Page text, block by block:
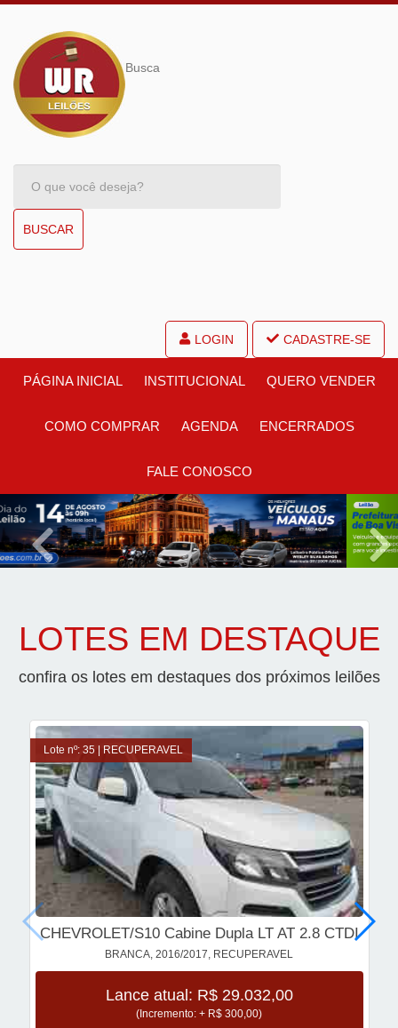
Busca
BUSCAR
LOGIN CADASTRE-SE
PÁGINA INICIAL INSTITUCIONAL QUERO VENDER
COMO COMPRAR AGENDA ENCERRADOS
FALE CONOSCO
Previous
LOTES EM DESTAQUE
confira os lotes em destaques dos próximos leilões
Lote nº: 35 | RECUPERAVEL
CHEVROLET/S10 Cabine Dupla LT AT 2.8 CTDI
BRANCA, 2016/2017, RECUPERAVEL
Lance atual: R$ 29.032,00
(Incremento: + R$ 300,00)